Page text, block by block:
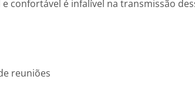
confortável é infalível na transmissão